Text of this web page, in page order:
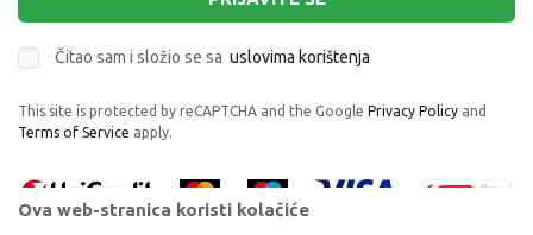
Čitao sam i složio se sa uslovima korištenja
This site is protected by reCAPTCHA and the Google Privacy Policy and
Terms of Service apply.
Ova web-stranica koristi kolačiće